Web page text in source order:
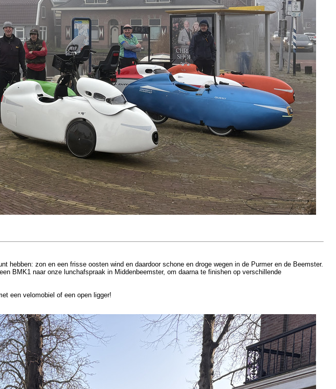
zon en een frisse oosten wind en daardoor schone en droge wegen in de Purmer en de Beemster.
BMK1 naar onze lunchafspraak in Middenbeemster, om daarna te finishen op verschillende
een velomobiel of een open ligger!